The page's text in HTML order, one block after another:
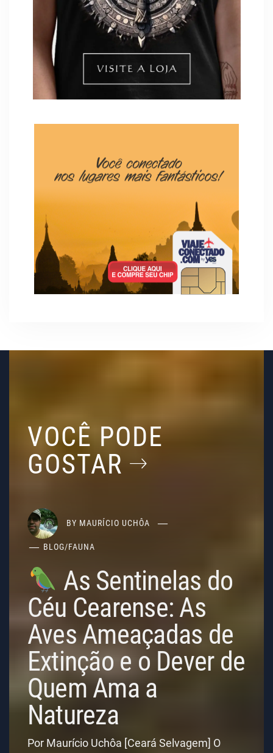
VOCÊ PODE
GOSTAR
BY MAURÍCIO UCHÔA
BLOG/FAUNA
As Sentinelas do
Céu Cearense: As
Aves Ameaçadas de
Extinção e o Dever de
Quem Ama a
Natureza
Por Maurício Uchôa [Ceará Selvagem] O